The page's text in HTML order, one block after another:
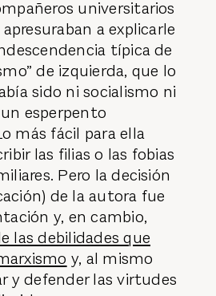
universitarios
a explicarle
típica de
de izquierda, que lo
sido ni socialismo ni
esperpento
más fácil para ella
las filias o las fobias
Pero la decisión
de la autora fue
y, en cambio,
las debilidades que
y, al mismo
y defender las virtudes